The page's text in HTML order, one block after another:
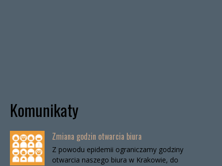
Komunikaty
Zmiana godzin otwarcia biura
Z powodu epidemii ograniczamy godziny
otwarcia naszego biura w Krakowie, do